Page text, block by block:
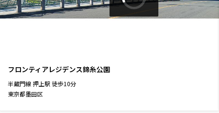
フロンティアレジデンス錦糸公園
半蔵門線 押上駅 徒歩10分
東京都墨田区